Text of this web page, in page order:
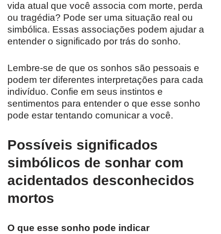
vida atual que você associa com morte, perda
ou tragédia? Pode ser uma situação real ou
simbólica. Essas associações podem ajudar a
entender o significado por trás do sonho.
Lembre-se de que os sonhos são pessoais e
podem ter diferentes interpretações para cada
indivíduo. Confie em seus instintos e
sentimentos para entender o que esse sonho
pode estar tentando comunicar a você.
Possíveis significados
simbólicos de sonhar com
acidentados desconhecidos
mortos
O que esse sonho pode indicar